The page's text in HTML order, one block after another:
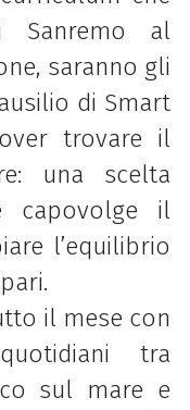
Sanremo al
saranno gli
di Smart
trovare il
: una scelta
capovolge il
l’equilibrio
il mese con
tra
sul mare e